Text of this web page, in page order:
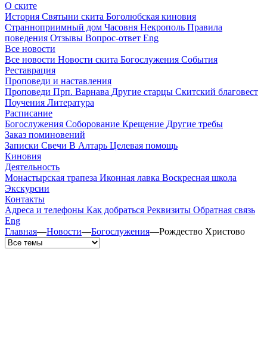
О ските
История Святыни скита Боголюбская киновия
Странноприимный дом Часовня Некрополь Правила
поведения Отзывы Вопрос-ответ Eng
Все новости
Все новости Новости скита Богослужения События
Реставрация
Проповеди и наставления
Проповеди Прп. Варнава Другие старцы Скитский благовест
Поучения Литература
Расписание
Богослужения Соборование Крещение Другие требы
Заказ поминовений
Записки Свечи В Алтарь Целевая помощь
Киновия
Деятельность
Монастырская трапеза Иконная лавка Воскресная школа
Экскурсии
Контакты
Адреса и телефоны Как добраться Реквизиты Обратная связь
Eng
Главная—Новости—Богослужения—Рождество Христово